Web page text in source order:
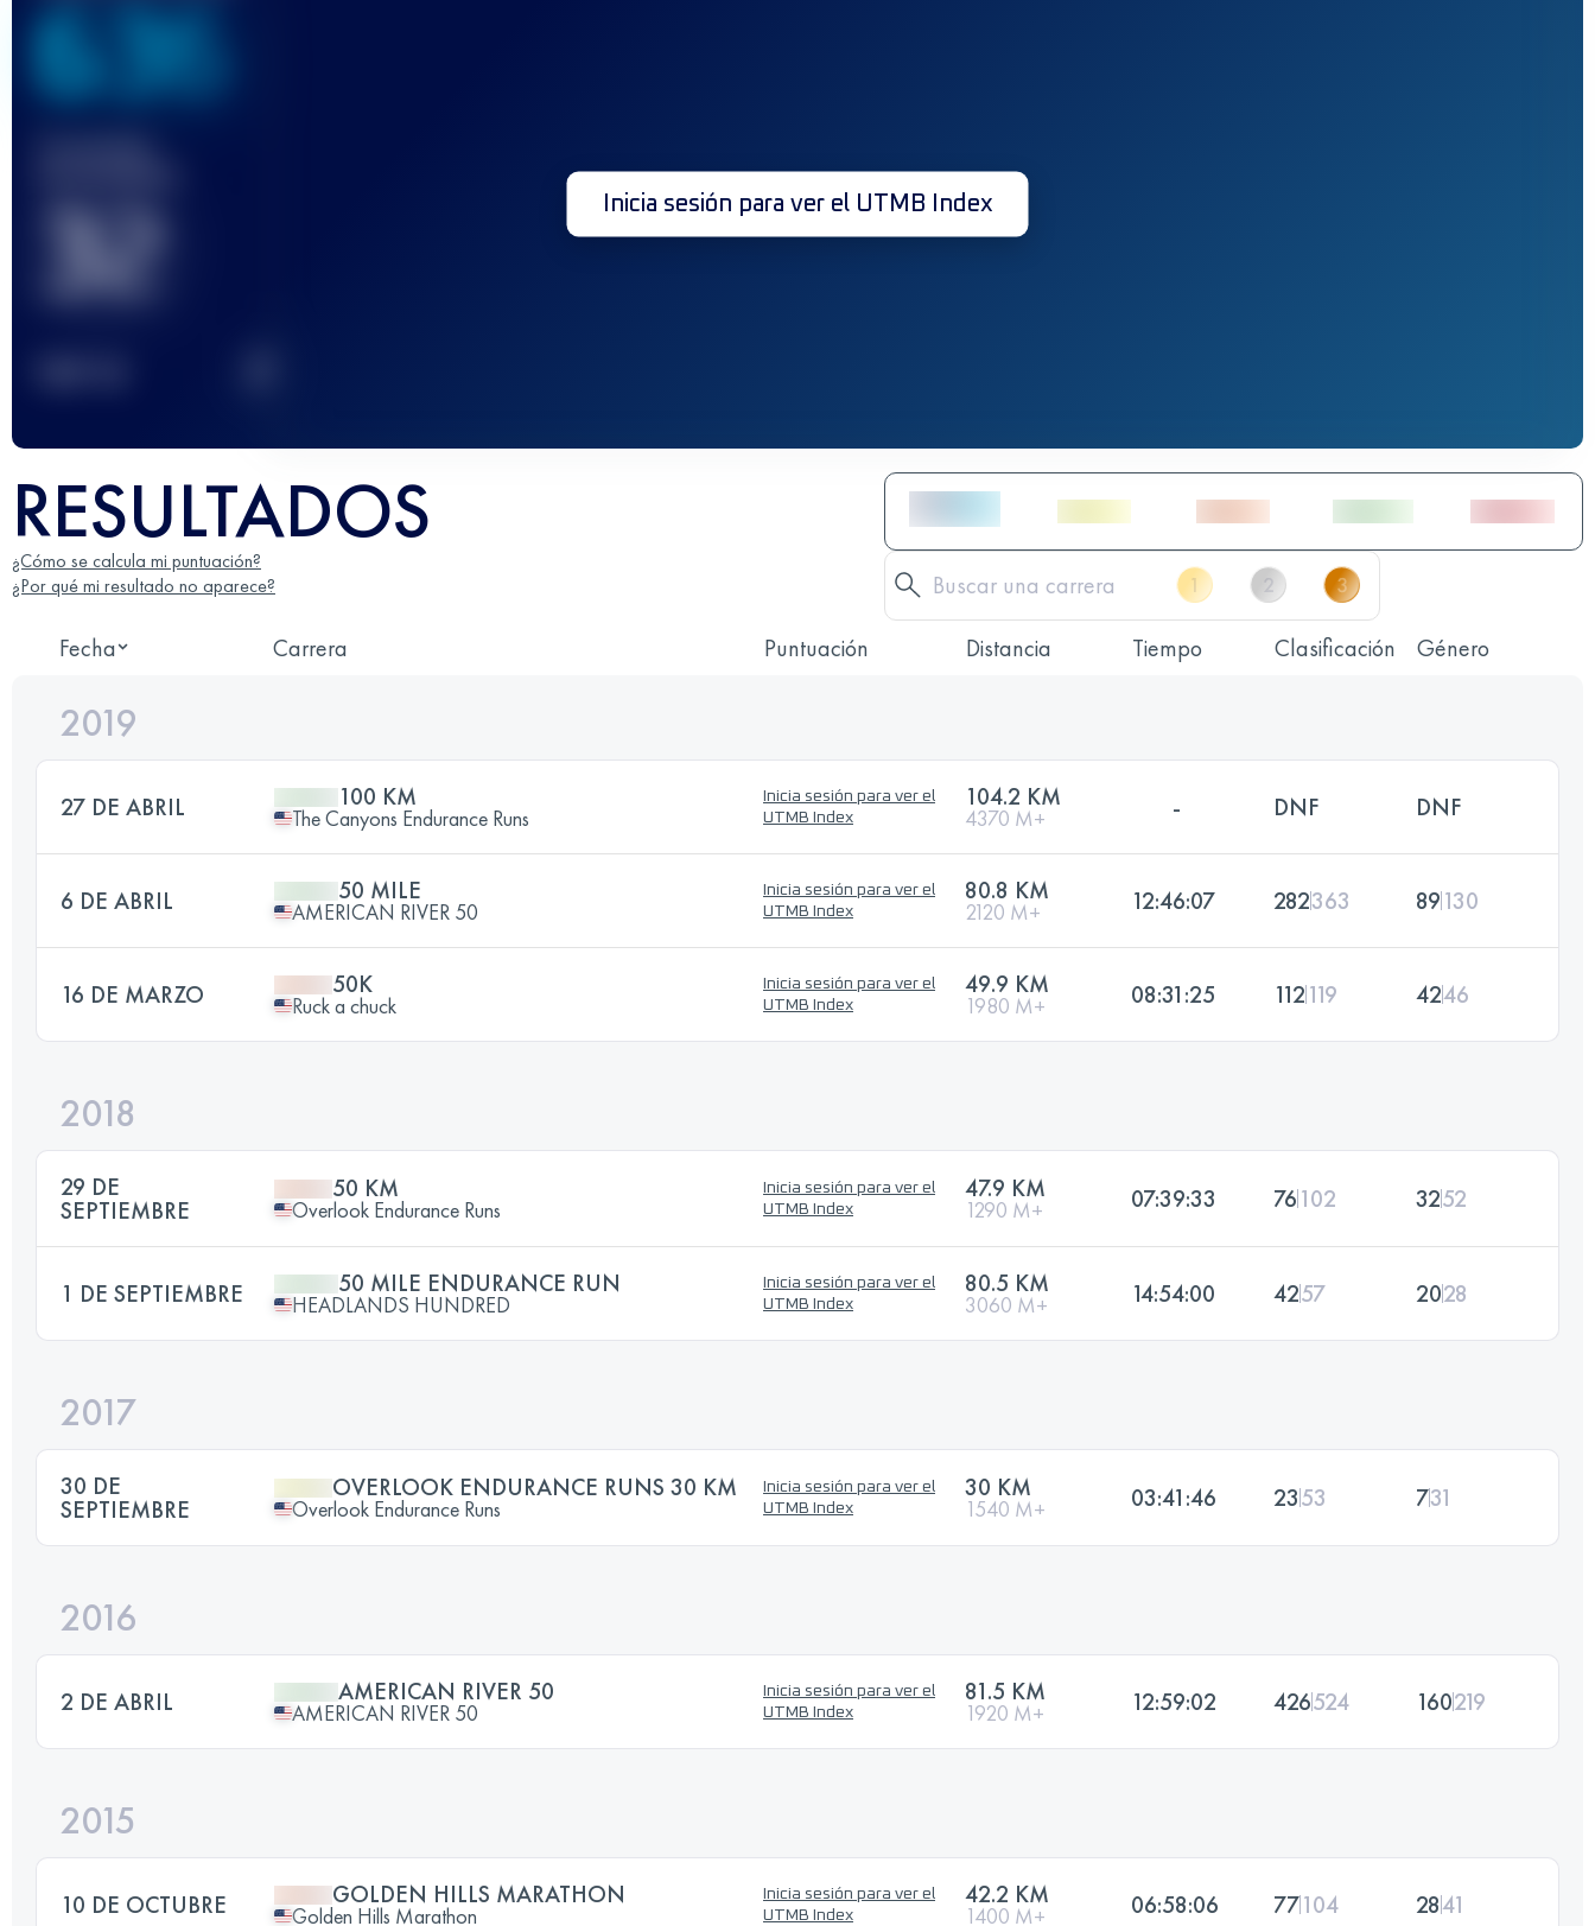
636
32 Inicia sesión para ver el UTMB Index
RESULTADOS
¿Cómo se calcula mi puntuación?
¿Por qué mi resultado no aparece?
Fecha Carrera Puntuación Distancia Tiempo Clasificación Género
2019
27 DE ABRIL 100 KM
The Canyons Endurance Runs
Inicia sesión para ver el
UTMB Index
104.2 KM
4370 M+ - DNF DNF
6 DE ABRIL 50 MILE
AMERICAN RIVER 50
Inicia sesión para ver el
UTMB Index
80.8 KM
2120 M+ 12:46:07 282363 89130
16 DE MARZO 50K
Ruck a chuck
Inicia sesión para ver el
UTMB Index
49.9 KM
1980 M+ 08:31:25 112119 4246
2018
29 DE
SEPTIEMBRE
50 KM
Overlook Endurance Runs
Inicia sesión para ver el
UTMB Index
47.9 KM
1290 M+ 07:39:33 76102 3252
1 DE SEPTIEMBRE 50 MILE ENDURANCE RUN
HEADLANDS HUNDRED
Inicia sesión para ver el
UTMB Index
80.5 KM
3060 M+ 14:54:00 4257 2028
2017
30 DE
SEPTIEMBRE
OVERLOOK ENDURANCE RUNS 30 KM
Overlook Endurance Runs
Inicia sesión para ver el
UTMB Index
30 KM
1540 M+ 03:41:46 2353 731
2016
2 DE ABRIL AMERICAN RIVER 50
AMERICAN RIVER 50
Inicia sesión para ver el
UTMB Index
81.5 KM
1920 M+ 12:59:02 426524 160219
2015
10 DE OCTUBRE GOLDEN HILLS MARATHON
Golden Hills Marathon
Inicia sesión para ver el
UTMB Index
42.2 KM
1400 M+ 06:58:06 77104 2841